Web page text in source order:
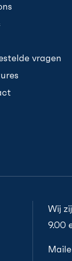
vragen
Wij
9.00